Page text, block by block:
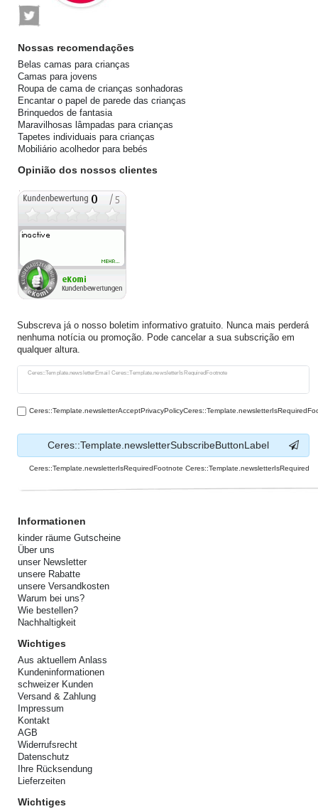
Nossas recomendações
Belas camas para crianças
Camas para jovens
Roupa de cama de crianças sonhadoras
Encantar o papel de parede das crianças
Brinquedos de fantasia
Maravilhosas lâmpadas para crianças
Tapetes individuais para crianças
Mobiliário acolhedor para bebés
Opinião dos nossos clientes
Subscreva já o nosso boletim informativo gratuito. Nunca mais perderá
nenhuma notícia ou promoção. Pode cancelar a sua subscrição em
qualquer altura.
Ceres::Template.newsletterEmail Ceres::Template.newsletterIsRequiredFootnote
Ceres::Template.newsletterHoneypotLabel
Ceres::Template.newsletterSubscribeButtonLabel
Ceres::Template.newsletterIsRequiredFootnote Ceres::Template.newsletterIsRequired
Informationen
kinder räume Gutscheine
Über uns
unser Newsletter
unsere Rabatte
unsere Versandkosten
Warum bei uns?
Wie bestellen?
Nachhaltigkeit
Wichtiges
Aus aktuellem Anlass
Kundeninformationen
schweizer Kunden
Versand & Zahlung
Impressum
Kontakt
AGB
Widerrufsrecht
Datenschutz
Ihre Rücksendung
Lieferzeiten
Wichtiges